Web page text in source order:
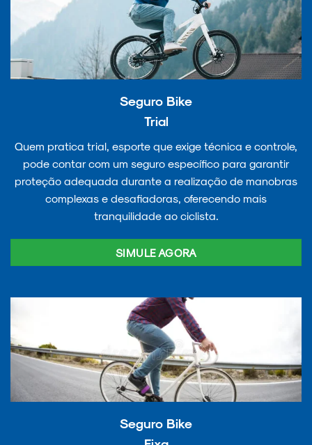
Seguro Bike
Trial
Quem pratica trial, esporte que exige técnica e controle,
pode contar com um seguro específico para garantir
proteção adequada durante a realização de manobras
complexas e desafiadoras, oferecendo mais
tranquilidade ao ciclista.
SIMULE AGORA
Seguro Bike